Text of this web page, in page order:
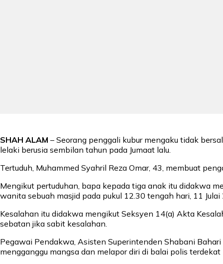
SHAH ALAM – Seorang penggali kubur mengaku tidak
lelaki berusia sembilan tahun pada Jumaat lalu.
Tertuduh, Muhammed Syahril Reza Omar, 43, membuat
Mengikut pertuduhan, bapa kepada tiga anak itu didakwa
wanita sebuah masjid pada pukul 12.30 tengah hari, 11 Julai
Kesalahan itu didakwa mengikut Seksyen 14(a) Akta
sebatan jika sabit kesalahan.
Pegawai Pendakwa, Asisten Superintenden Shabani
mengganggu mangsa dan melapor diri di balai polis